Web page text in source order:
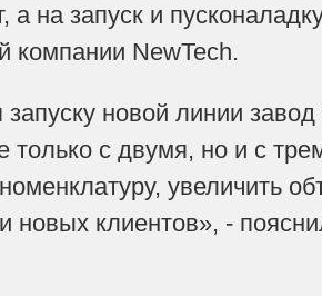
а на запуск и
компании NewTech.
запуску новой линии
только с двумя, но и с
увеличить
новых клиентов», -